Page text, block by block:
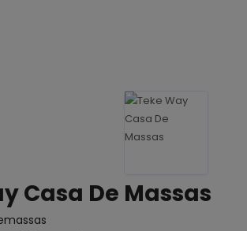
Casa De Massas